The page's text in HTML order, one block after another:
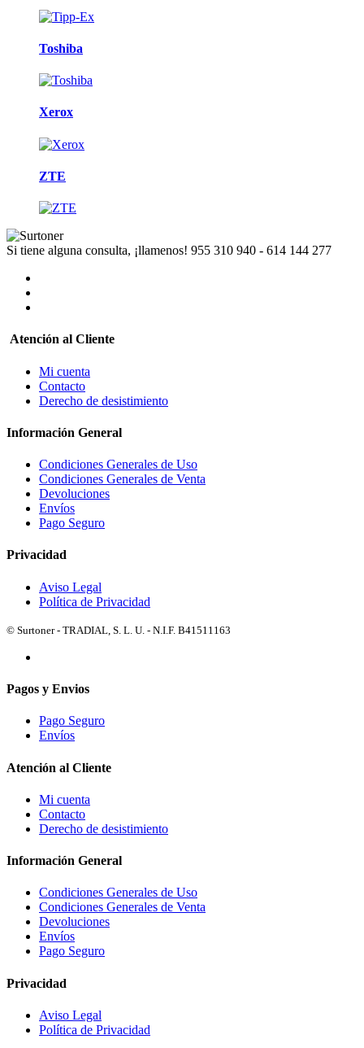
Toshiba
Xerox
ZTE
Si tiene alguna consulta, ¡llamenos! 955 310 940 - 614 144 277
Atención al Cliente
Mi cuenta
Contacto
Derecho de desistimiento
Información General
Condiciones Generales de Uso
Condiciones Generales de Venta
Devoluciones
Envíos
Pago Seguro
Privacidad
Aviso Legal
Política de Privacidad
© Surtoner - TRADIAL, S. L. U. - N.I.F. B41511163
Pagos y Envios
Pago Seguro
Envíos
Atención al Cliente
Mi cuenta
Contacto
Derecho de desistimiento
Información General
Condiciones Generales de Uso
Condiciones Generales de Venta
Devoluciones
Envíos
Pago Seguro
Privacidad
Aviso Legal
Política de Privacidad